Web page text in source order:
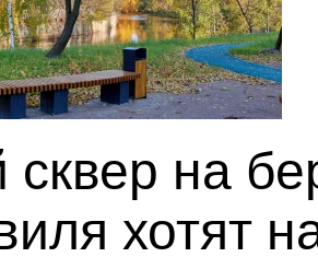
на
хотят